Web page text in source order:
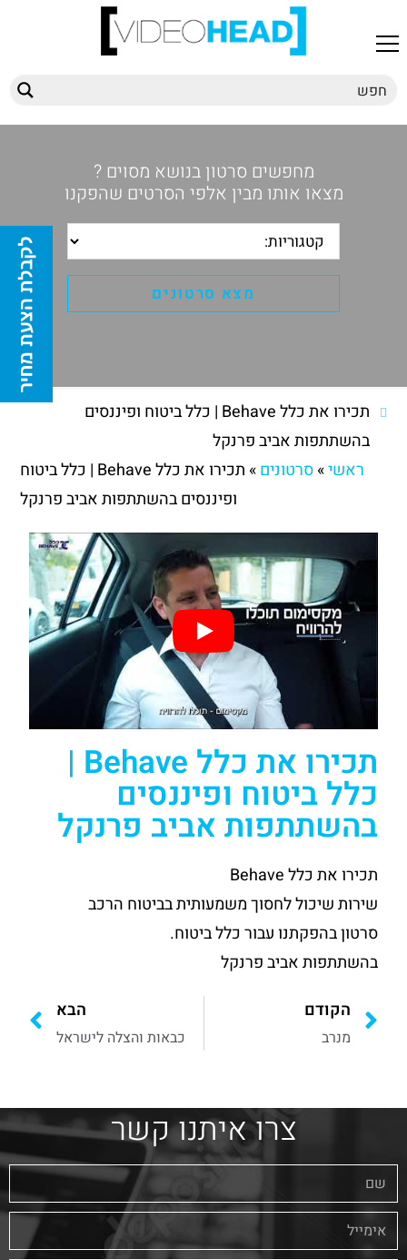
מחפשים סרטון בנושא מסוים ?
מצאו אותו מבין אלפי הסרטים שהפקנו
תכירו את כלל Behave | כלל ביטוח ופיננסים
בהשתתפות אביב פרנקל
ראשי»סרטונים»
תכירו את כלל Behave | כלל ביטוח
ופיננסים בהשתתפות אביב פרנקל
תכירו את כלל Behave |
כלל ביטוח ופיננסים
בהשתתפות אביב פרנקל
תכירו את כלל Behave
שירות שיכול לחסוך משמעותית בביטוח הרכב
סרטון בהפקתנו עבור כלל ביטוח.
בהשתתפות אביב פרנקל
הקודם
מנרב
הבא
כבאות והצלה לישראל
צרו איתנו קשר